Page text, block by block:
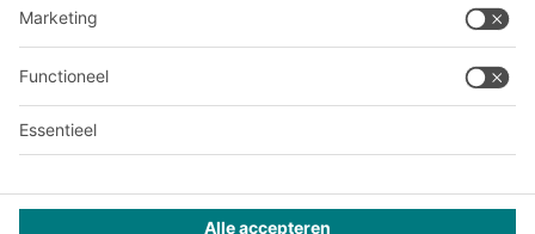
03 870 99 00
© 2026 BITO-Lagertechnik Bittmann GmbH
Dit aanbod is bestemd voor industrie, ambachten, handel en
vrije beroepen voor gebruik in zelfstandige, professionele of